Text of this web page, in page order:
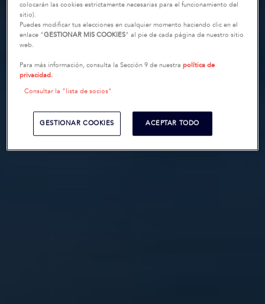
colocarán las cookies estrictamente necesarias para el funcionamiento del
sitio).
Puedes modificar tus elecciones en cualquier momento haciendo clic en el
enlace "GESTIONAR MIS COOKIES" al pie de cada página de nuestro sitio
web.
Para más información, consulta la Sección 9 de nuestrapolítica de
privacidad.
Consultar la "lista de socios"
GESTIONAR COOKIES ACEPTAR TODO